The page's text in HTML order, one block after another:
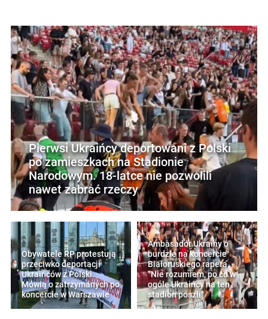
Pierwsi Ukraińcy deportowani z Polski
po zamieszkach na Stadionie
Narodowym. 18-latce nie pozwolili
nawet zabrać rzeczy
Obywatele RP protestują
przeciwko deportacji
Ukraińców z Polski.
Mówią o zatrzymanych po
koncercie w Warszawie
Ambasador Ukrainy o
burdzie na koncercie
Białoruskiego rapera.
"Nie rozumiem, po co w
ogóle Ukraińcy na ten
stadion poszli"